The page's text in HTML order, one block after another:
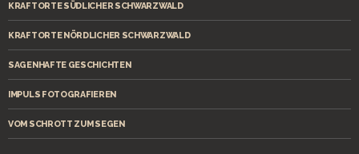
KRAFTORTE SÜDLICHER SCHWARZWALD
KRAFTORTE NÖRDLICHER SCHWARZWALD
SAGENHAFTE GESCHICHTEN
IMPULS FOTOGRAFIEREN
VOM SCHROTT ZUM SEGEN